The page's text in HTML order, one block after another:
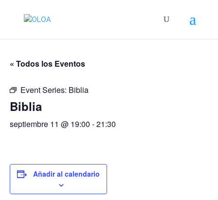
« Todos los Eventos
Event Series: Biblia
Biblia
septiembre 11 @ 19:00 -21:30
Añadir al calendario